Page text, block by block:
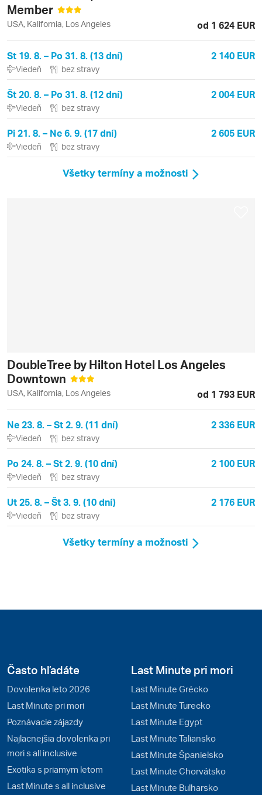
Member
USA, Kalifornia, Los Angeles od 1 624 EUR
St 19. 8. – Po 31. 8. (13 dní) 2 140 EUR
Viedeň bez stravy
Št 20. 8. – Po 31. 8. (12 dní) 2 004 EUR
Viedeň bez stravy
Pi 21. 8. – Ne 6. 9. (17 dní) 2 605 EUR
Viedeň bez stravy
Všetky termíny a možnosti
DoubleTree by Hilton Hotel Los Angeles
Downtown
USA, Kalifornia, Los Angeles od 1 793 EUR
Ne 23. 8. – St 2. 9. (11 dní) 2 336 EUR
Viedeň bez stravy
Po 24. 8. – St 2. 9. (10 dní) 2 100 EUR
Viedeň bez stravy
Ut 25. 8. – Št 3. 9. (10 dní) 2 176 EUR
Viedeň bez stravy
Všetky termíny a možnosti
Často hľadáte
Dovolenka leto 2026
Last Minute pri mori
Poznávacie zájazdy
Najlacnejšia dovolenka pri
mori s all inclusive
Exotika s priamym letom
Last Minute s all inclusive
Last Minute pri mori
Last Minute Grécko
Last Minute Turecko
Last Minute Egypt
Last Minute Taliansko
Last Minute Španielsko
Last Minute Chorvátsko
Last Minute Bulharsko